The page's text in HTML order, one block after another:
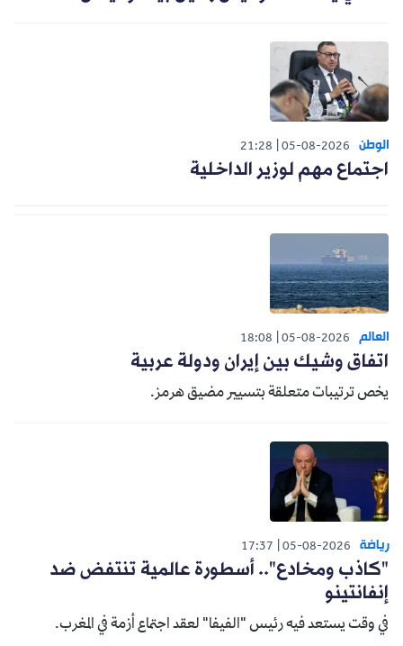
الوطن 05-08-2026
21:28
اجتماع مهم لوزير الداخلية
العالم 05-08-2026
18:08
اتفاق وشيك بين إيران ودولة عربية
يخص ترتيبات متعلقة بتسيير مضيق هرمز.
رياضة 05-08-2026
17:37
"كاذب ومخادع".. أسطورة عالمية تنتفض ضد
إنفانتينو
في وقت يستعد فيه رئيس "الفيفا" لعقد اجتماع أزمة في المغرب.